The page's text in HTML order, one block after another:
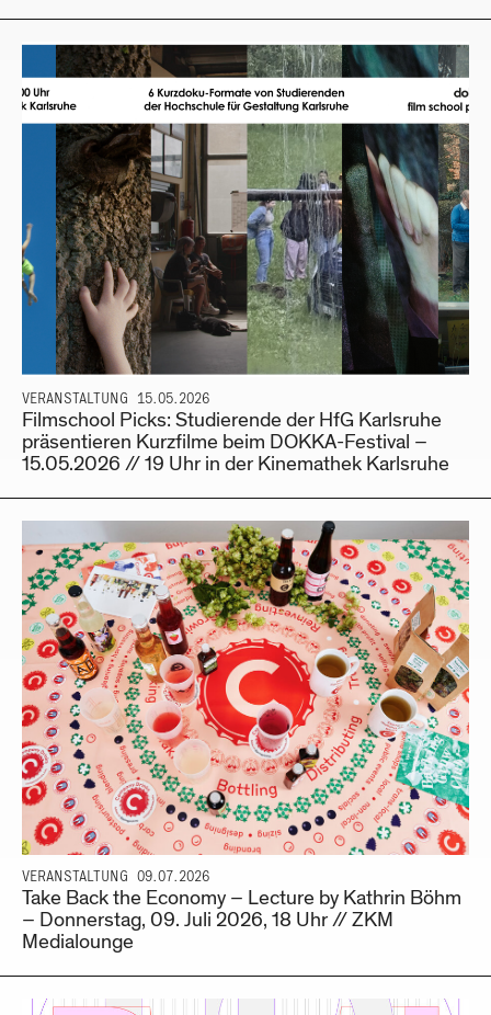
VERANSTALTUNG 15.05.2026
Filmschool Picks: Studierende der HfG Karlsruhe
präsentieren Kurzfilme beim DOKKA-Festival –
15.05.2026 // 19 Uhr in der Kinemathek Karlsruhe
VERANSTALTUNG 09.07.2026
Take Back the Economy – Lecture by Kathrin Böhm
– Donnerstag, 09. Juli 2026, 18 Uhr // ZKM
Medialounge